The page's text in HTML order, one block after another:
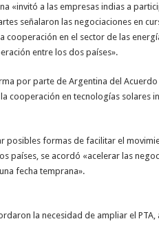
«invitó a las empresas indias a
señalaron las negociaciones en
cooperación en el sector de las
entre los dos países».
por parte de Argentina del
cooperación en tecnologías solares
posibles formas de facilitar el
países, se acordó «acelerar las
fecha temprana».
la necesidad de ampliar el